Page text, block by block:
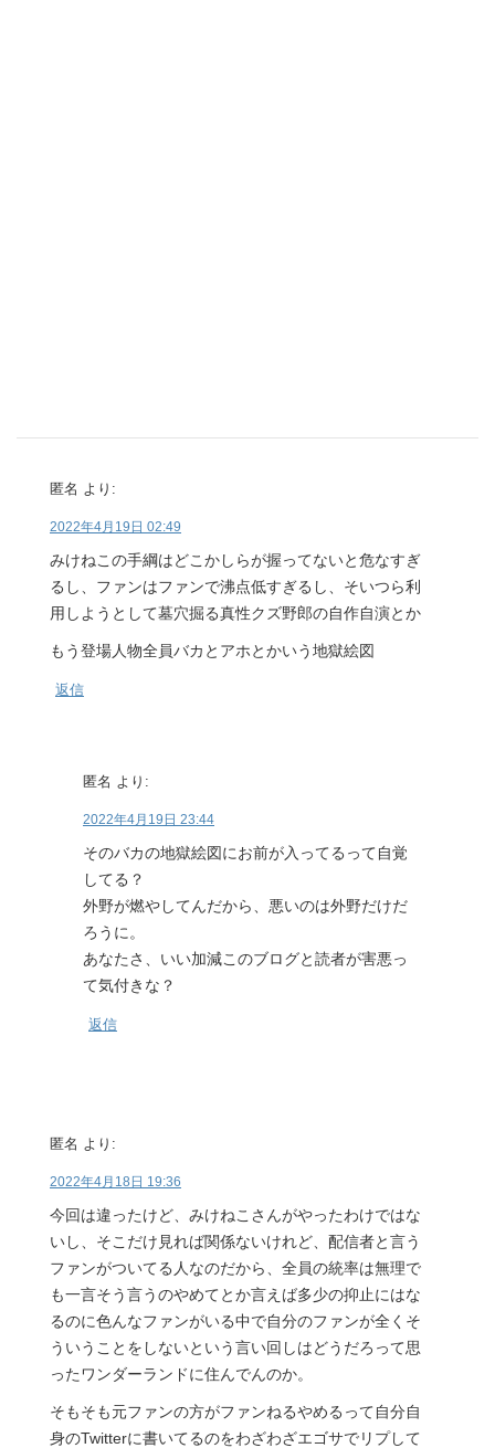
匿名 より:
2022年4月19日 02:49
みけねこの手綱はどこかしらが握ってないと危なすぎ
るし、ファンはファンで沸点低すぎるし、そいつら利
用しようとして墓穴掘る真性クズ野郎の自作自演とか
もう登場人物全員バカとアホとかいう地獄絵図
返信
匿名 より:
2022年4月19日 23:44
そのバカの地獄絵図にお前が入ってるって自覚
してる？
外野が燃やしてんだから、悪いのは外野だけだ
ろうに。
あなたさ、いい加減このブログと読者が害悪っ
て気付きな？
返信
匿名 より:
2022年4月18日 19:36
今回は違ったけど、みけねこさんがやったわけではな
いし、そこだけ見れば関係ないけれど、配信者と言う
ファンがついてる人なのだから、全員の統率は無理で
も一言そう言うのやめてとか言えば多少の抑止にはな
るのに色んなファンがいる中で自分のファンが全くそ
ういうことをしないという言い回しはどうだろって思
ったワンダーランドに住んでんのか。
そもそも元ファンの方がファンねるやめるって自分自
身のTwitterに書いてるのをわざわざエゴサでリプして